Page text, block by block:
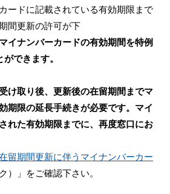
ードに記載されている有効期限まで
間更新の許可が下
イナンバーカードの有効期間を特例
できます。
け取り後、更新後の在留期間までマ
期限の延長手続きが必要です。マイ
れた有効期限までに、再度窓口にお
留期間更新に伴うマイナンバーカー
）」をご確認下さい。